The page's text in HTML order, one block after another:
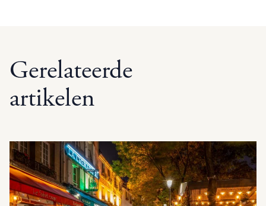
Gerelateerde
artikelen